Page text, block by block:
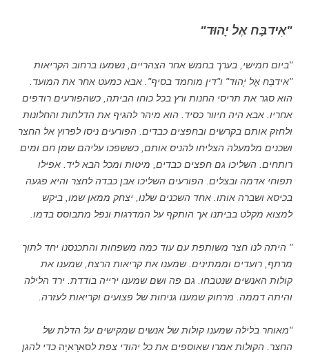
"אִידבָּח אֶל יָהוּד"
"ביום חמישי, בערך בחמש אחר הצהריים, נשמעו ברחוב הקריאות
"אִידבָּח אֶל יָהוּד" ו"דין מוחמד בסיף". אבא כמעט אחר את המועד.
הוא סגר את תריסי החנות ורץ בכל כוחו הביתה, כשהפורעים רודפים
אחריו. אבא היה חיוור כסיד. הוא מיהר להגיף את הדלתות והחלונות
ולחזק אותם בקרשים ובחפצים כבדים. הפורעים ניסו לפרוץ אל החצר
ושכנים מלמעלה הצליחו להניס אותם, כששפכו עליהם שמן חם ומים
רותחים. השליכו גם חפצים כבדים, מיטות ומכל הבא ליד. אפילו
תפוחי אדמה ובצלים. הפורעים השליכו אבן כבדה לחצר והיא פגעה
בכיסא ושברה אותו. אחד השכנים שלנו, יצחק ממאן שמו, ביקש
למצוא מקלט בביתנו אך הותקף על המדרגות ונפל מתבוסס בדמו.
" היתה לנו חצר משותפת עם עוד כמה משפחות והתכנסנו יחד לתוך
מרתף, רועדים וממתינים. שמענו את קריאות הרצח, שמענו את
קולות האנשים שנטבחו. גם פה ושם שמענו ירייה בודדת. ירד הלילה
והיתה דממה. מרחוק שמענו גניחות של פצועים וקריאות לעזרה.
"מאוחר בלילה שמענו קולות של אנשים שמקישים על הדלת של
החצר. הקולות אמרו שאוספים את כל יהודי צפת לסארָאיָה כדי להגן